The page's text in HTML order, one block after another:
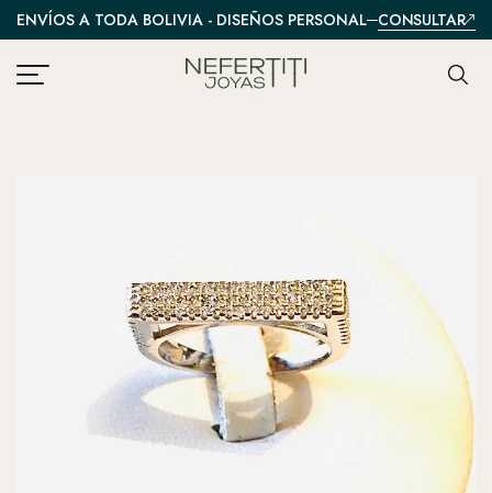
ENVÍOS A TODA BOLIVIA - DISEÑOS PERSONALIZADOS
CONSULTAR